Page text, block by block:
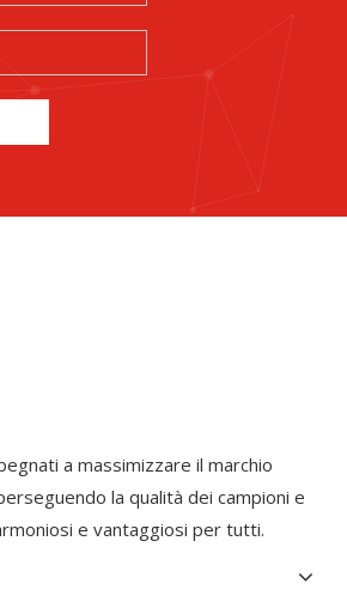
a massimizzare il marchio
la qualità dei campioni e
e vantaggiosi per tutti.